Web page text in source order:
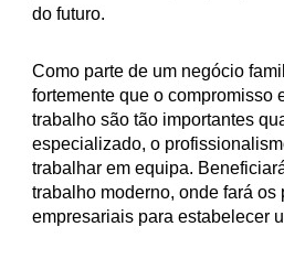
do futuro.
Como parte de um negócio
fortemente que o compromisso
trabalho são tão importantes
especializado, o
trabalhar em equipa.
trabalho moderno, onde fará os
empresariais para estabelecer